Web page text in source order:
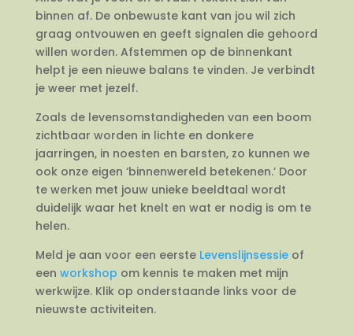
binnen af. De onbewuste kant van jou wil zich
graag ontvouwen en geeft signalen die gehoord
willen worden. Afstemmen op de binnenkant
helpt je een nieuwe balans te vinden. Je verbindt
je weer met jezelf.
Zoals de levensomstandigheden van een boom
zichtbaar worden in lichte en donkere
jaarringen, in noesten en barsten, zo kunnen we
ook onze eigen ‘binnenwereld betekenen.’ Door
te werken met jouw unieke beeldtaal wordt
duidelijk waar het knelt en wat er nodig is om te
helen.
Meld je aan voor een eerste Levenslijnsessieof
een workshop om kennis te maken met mijn
werkwijze. Klik op onderstaande links voor de
nieuwste activiteiten.